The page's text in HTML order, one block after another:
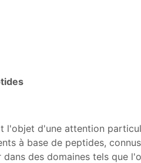
l'objet d'une attention
à base de peptides,
des domaines tels que